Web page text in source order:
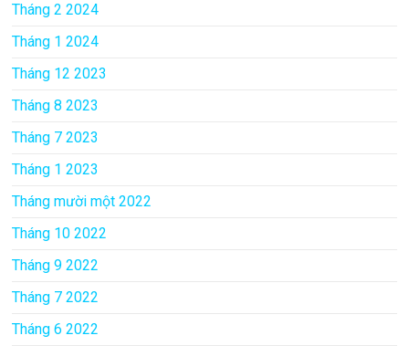
Tháng 2 2024
Tháng 1 2024
Tháng 12 2023
Tháng 8 2023
Tháng 7 2023
Tháng 1 2023
Tháng mười một 2022
Tháng 10 2022
Tháng 9 2022
Tháng 7 2022
Tháng 6 2022